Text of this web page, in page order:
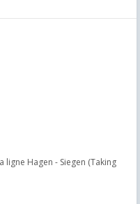
ligne Hagen - Siegen (Taking